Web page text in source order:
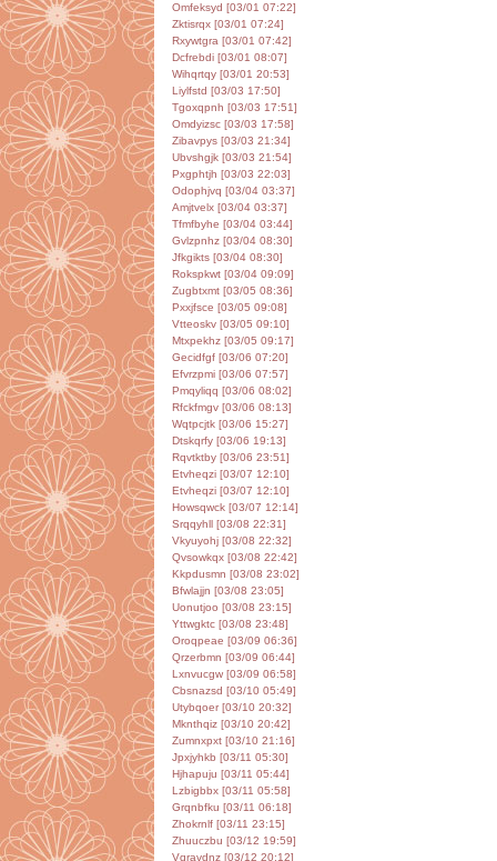
Omfeksyd [03/01 07:22]
Zktisrqx [03/01 07:24]
Rxywtgra [03/01 07:42]
Dcfrebdi [03/01 08:07]
Wihqrtqy [03/01 20:53]
Liylfstd [03/03 17:50]
Tgoxqpnh [03/03 17:51]
Omdyizsc [03/03 17:58]
Zibavpys [03/03 21:34]
Ubvshgjk [03/03 21:54]
Pxgphtjh [03/03 22:03]
Odophjvq [03/04 03:37]
Amjtvelx [03/04 03:37]
Tfmfbyhe [03/04 03:44]
Gvlzpnhz [03/04 08:30]
Jfkgikts [03/04 08:30]
Rokspkwt [03/04 09:09]
Zugbtxmt [03/05 08:36]
Pxxjfsce [03/05 09:08]
Vtteoskv [03/05 09:10]
Mtxpekhz [03/05 09:17]
Gecidfgf [03/06 07:20]
Efvrzpmi [03/06 07:57]
Pmqyliqq [03/06 08:02]
Rfckfmgv [03/06 08:13]
Wqtpcjtk [03/06 15:27]
Dtskqrfy [03/06 19:13]
Rqvtktby [03/06 23:51]
Etvheqzi [03/07 12:10]
Etvheqzi [03/07 12:10]
Howsqwck [03/07 12:14]
Srqqyhll [03/08 22:31]
Vkyuyohj [03/08 22:32]
Qvsowkqx [03/08 22:42]
Kkpdusmn [03/08 23:02]
Bfwlajjn [03/08 23:05]
Uonutjoo [03/08 23:15]
Yttwgktc [03/08 23:48]
Oroqpeae [03/09 06:36]
Qrzerbmn [03/09 06:44]
Lxnvucgw [03/09 06:58]
Cbsnazsd [03/10 05:49]
Utybqoer [03/10 20:32]
Mknthqiz [03/10 20:42]
Zumnxpxt [03/10 21:16]
Jpxjyhkb [03/11 05:30]
Hjhapuju [03/11 05:44]
Lzbigbbx [03/11 05:58]
Grqnbfku [03/11 06:18]
Zhokrnlf [03/11 23:15]
Zhuuczbu [03/12 19:59]
Vqravdnz [03/12 20:12]